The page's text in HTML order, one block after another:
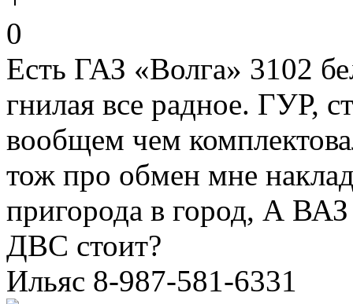
0
Есть ГАЗ «Волга» 3102
гнилая все радное. ГУР,
вообщем чем
тож про обмен мне
пригорода в город, А ВАЗ
ДВС стоит?
Ильяс 8-987-581-6331